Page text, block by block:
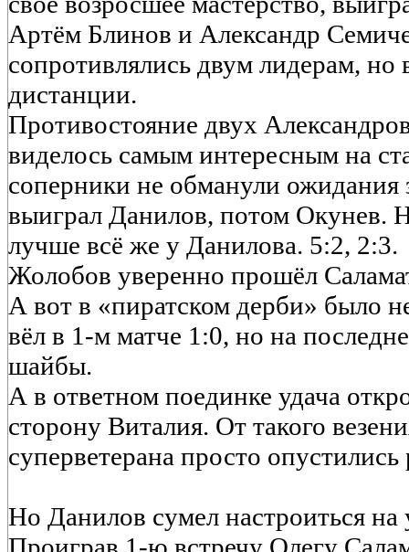
Артём Блинов и Александр
сопротивлялись двум лидерам,
дистанции.
Противостояние двух
виделось самым интересным на
соперники не обманули ожидания
выиграл Данилов, потом Окунев.
лучше всё же у Данилова. 5:2, 2:3.
Жолобов уверенно прошёл
А вот в «пиратском дерби» было
вёл в 1-м матче 1:0, но на
шайбы.
А в ответном поединке удача
сторону Виталия. От такого
суперветерана просто
Но Данилов сумел настроиться